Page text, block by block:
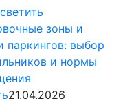
зоны и
паркингов: выбор
и нормы
21.04.2026